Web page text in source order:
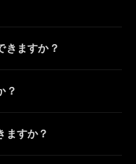
きますか？
？
ますか？